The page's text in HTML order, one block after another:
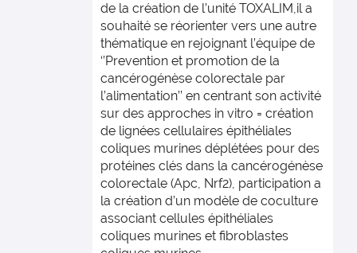
de la création de l’unité TOXALIM,il a
souhaité se réorienter vers une autre
thématique en rejoignant l’équipe de
‘’Prevention et promotion de la
cancérogénèse colorectale par
l’alimentation’’ en centrant son activité
sur des approches in vitro = création
de lignées cellulaires épithéliales
coliques murines déplétées pour des
protéines clés dans la cancérogénèse
colorectale (Apc, Nrf2), participation a
la création d’un modèle de coculture
associant cellules épithéliales
coliques murines et fibroblastes